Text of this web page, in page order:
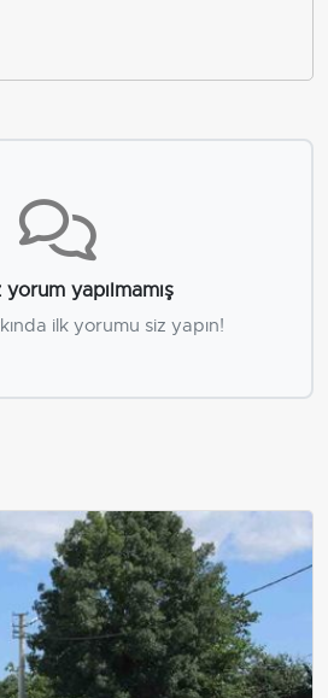
yorum yapılmamış
ilk yorumu siz yapın!